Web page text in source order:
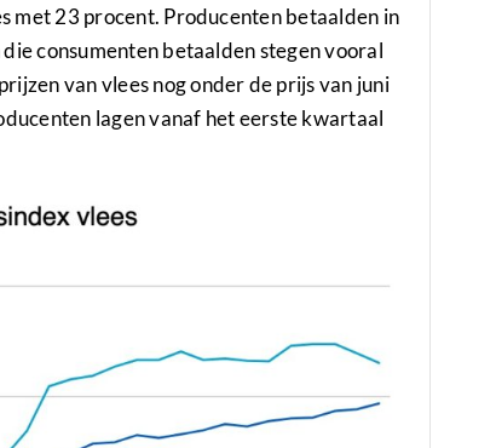
met 23 procent. Producenten betaalden in
consumenten betaalden stegen vooral
van vlees nog onder de prijs van juni
lagen vanaf het eerste kwartaal